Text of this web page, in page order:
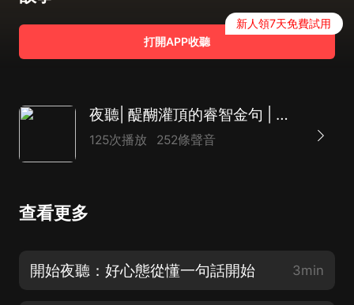
打開APP收聽
新人領7天免費試用
夜聽| 醍醐灌頂的睿智金句 | 通透人生 | 領悟成長
125次播放 252條聲音
查看更多
開始夜聽：好心態從懂一句話開始 3min